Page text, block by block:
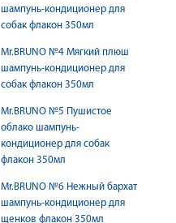
шампунь-кондиционер для
собак флакон 350мл
Mr.BRUNO №4 Мягкий плюш
шампунь-кондиционер для
собак флакон 350мл
Mr.BRUNO №5 Пушистое
облако шампунь-
кондиционер для собак
флакон 350мл
Mr.BRUNO №6 Нежный бархат
шампунь-кондиционер для
щенков флакон 350мл